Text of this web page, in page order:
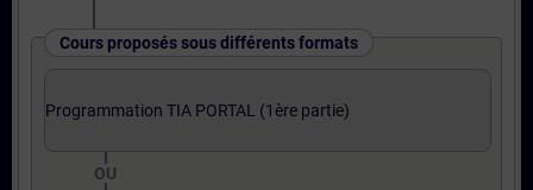
Cours proposés sous différents formats
Programmation TIA PORTAL (1ère partie)
OU